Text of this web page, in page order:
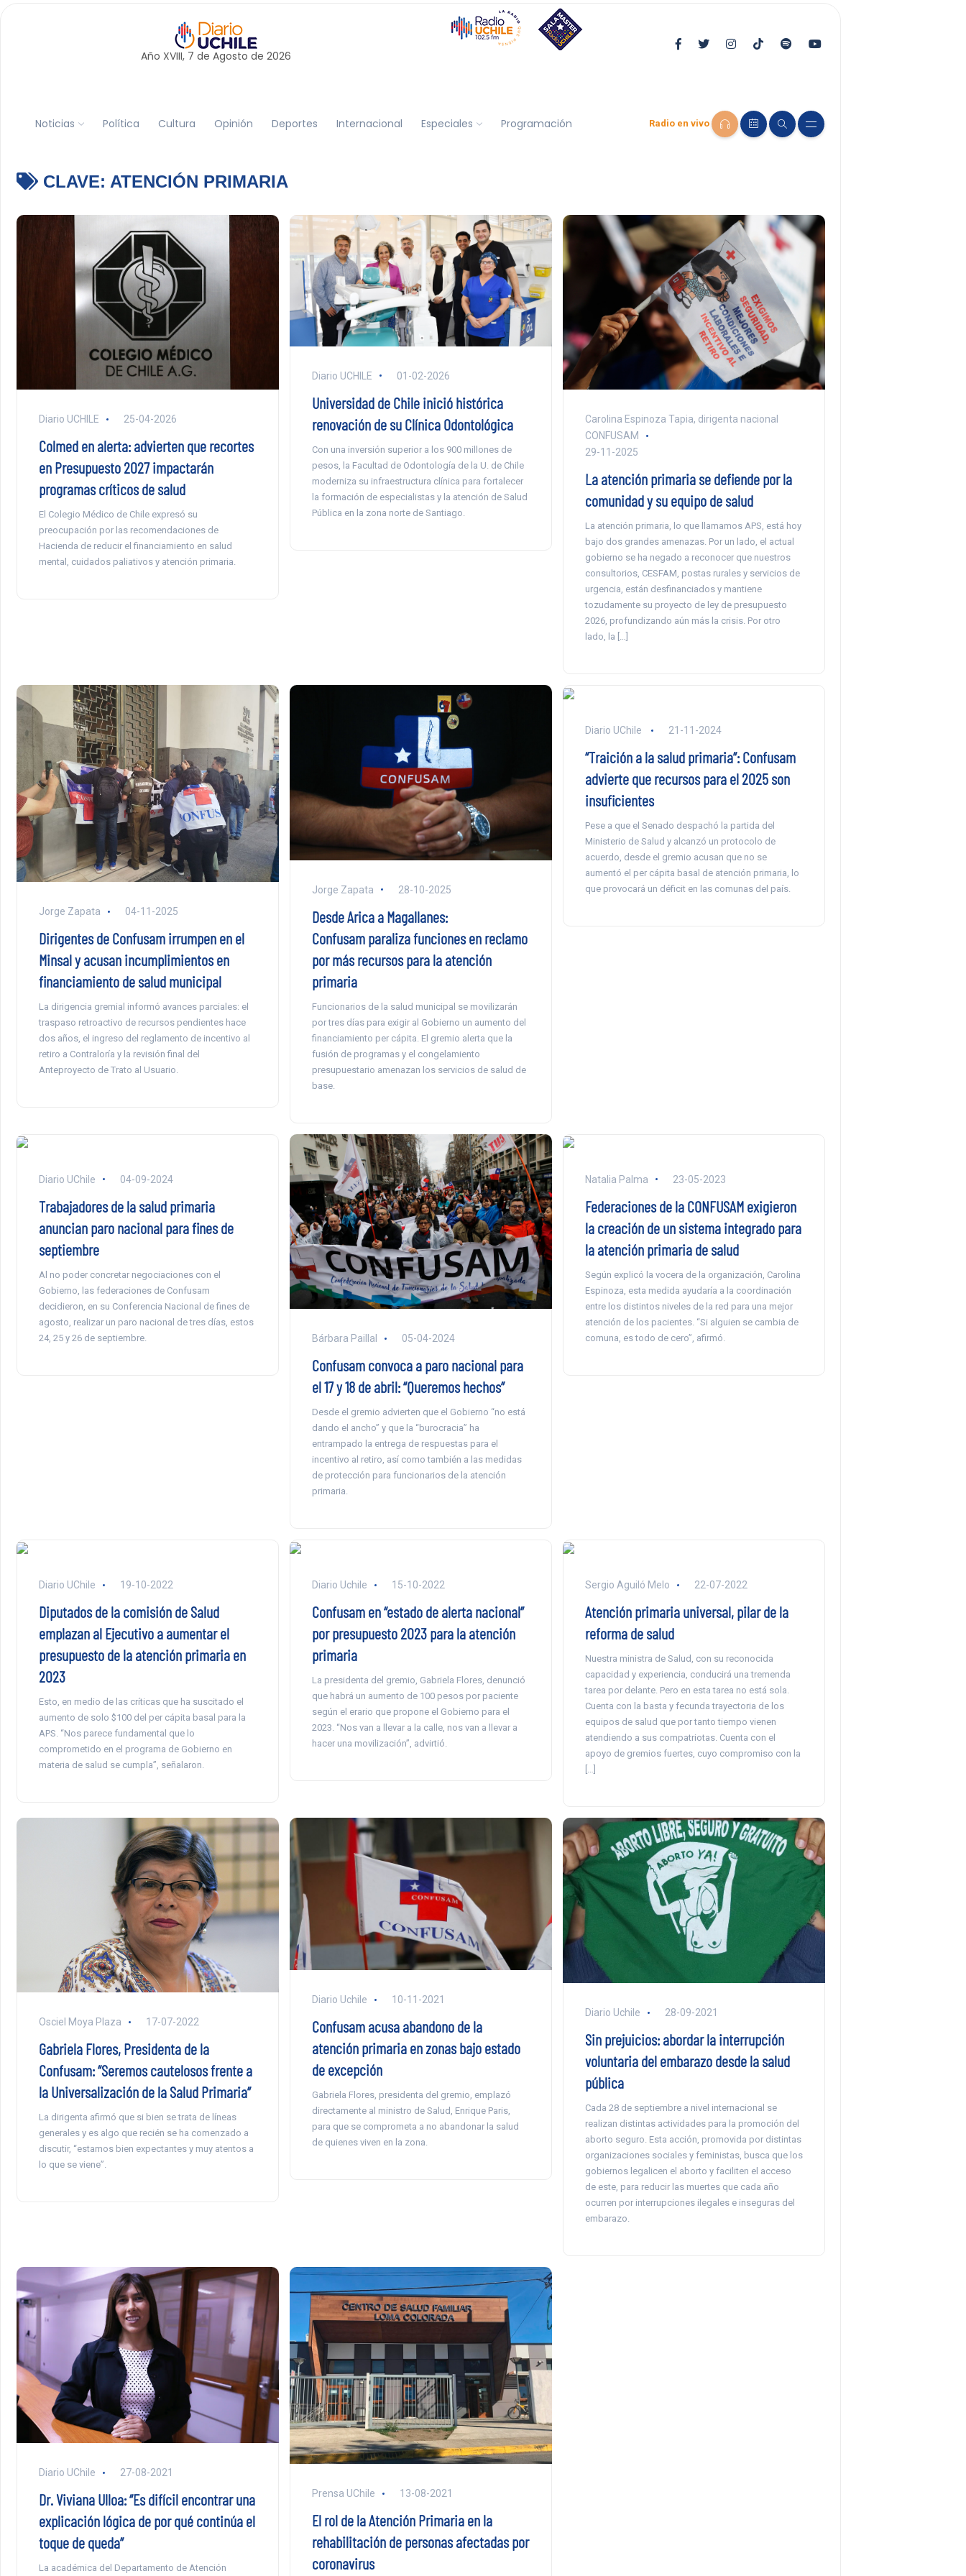
Año XVIII, 7 de Agosto de 2026
Noticias Política Cultura Opinión Deportes Internacional Especiales Programación Radio en vivo
CLAVE: ATENCIÓN PRIMARIA
Diario UCHILE 25-04-2026
Colmed en alerta: advierten que recortes
en Presupuesto 2027 impactarán
programas críticos de salud
El Colegio Médico de Chile expresó su
preocupación por las recomendaciones de
Hacienda de reducir el financiamiento en salud
mental, cuidados paliativos y atención primaria.
Diario UCHILE 01-02-2026
Universidad de Chile inició histórica
renovación de su Clínica Odontológica
Con una inversión superior a los 900 millones de
pesos, la Facultad de Odontología de la U. de Chile
moderniza su infraestructura clínica para fortalecer
la formación de especialistas y la atención de Salud
Pública en la zona norte de Santiago.
Carolina Espinoza Tapia, dirigenta nacional
CONFUSAM
29-11-2025
La atención primaria se defiende por la
comunidad y su equipo de salud
La atención primaria, lo que llamamos APS, está hoy
bajo dos grandes amenazas. Por un lado, el actual
gobierno se ha negado a reconocer que nuestros
consultorios, CESFAM, postas rurales y servicios de
urgencia, están desfinanciados y mantiene
tozudamente su proyecto de ley de presupuesto
2026, profundizando aún más la crisis. Por otro
lado, la […]
Jorge Zapata 04-11-2025
Dirigentes de Confusam irrumpen en el
Minsal y acusan incumplimientos en
financiamiento de salud municipal
La dirigencia gremial informó avances parciales: el
traspaso retroactivo de recursos pendientes hace
dos años, el ingreso del reglamento de incentivo al
retiro a Contraloría y la revisión final del
Anteproyecto de Trato al Usuario.
Jorge Zapata 28-10-2025
Desde Arica a Magallanes:
Confusam paraliza funciones en reclamo
por más recursos para la atención
primaria
Funcionarios de la salud municipal se movilizarán
por tres días para exigir al Gobierno un aumento del
financiamiento per cápita. El gremio alerta que la
fusión de programas y el congelamiento
presupuestario amenazan los servicios de salud de
base.
Diario UChile 21-11-2024
“Traición a la salud primaria”: Confusam
advierte que recursos para el 2025 son
insuficientes
Pese a que el Senado despachó la partida del
Ministerio de Salud y alcanzó un protocolo de
acuerdo, desde el gremio acusan que no se
aumentó el per cápita basal de atención primaria, lo
que provocará un déficit en las comunas del país.
Diario UChile 04-09-2024
Trabajadores de la salud primaria
anuncian paro nacional para fines de
septiembre
Al no poder concretar negociaciones con el
Gobierno, las federaciones de Confusam
decidieron, en su Conferencia Nacional de fines de
agosto, realizar un paro nacional de tres días, estos
24, 25 y 26 de septiembre.
Bárbara Paillal 05-04-2024
Confusam convoca a paro nacional para
el 17 y 18 de abril: “Queremos hechos”
Desde el gremio advierten que el Gobierno “no está
dando el ancho” y que la “burocracia” ha
entrampado la entrega de respuestas para el
incentivo al retiro, así como también a las medidas
de protección para funcionarios de la atención
primaria.
Natalia Palma 23-05-2023
Federaciones de la CONFUSAM exigieron
la creación de un sistema integrado para
la atención primaria de salud
Según explicó la vocera de la organización, Carolina
Espinoza, esta medida ayudaría a la coordinación
entre los distintos niveles de la red para una mejor
atención de los pacientes. “Si alguien se cambia de
comuna, es todo de cero”, afirmó.
Diario UChile 19-10-2022
Diputados de la comisión de Salud
emplazan al Ejecutivo a aumentar el
presupuesto de la atención primaria en
2023
Esto, en medio de las críticas que ha suscitado el
aumento de solo $100 del per cápita basal para la
APS. “Nos parece fundamental que lo
comprometido en el programa de Gobierno en
materia de salud se cumpla”, señalaron.
Diario Uchile 15-10-2022
Confusam en “estado de alerta nacional”
por presupuesto 2023 para la atención
primaria
La presidenta del gremio, Gabriela Flores, denunció
que habrá un aumento de 100 pesos por paciente
según el erario que propone el Gobierno para el
2023. “Nos van a llevar a la calle, nos van a llevar a
hacer una movilización”, advirtió.
Sergio Aguiló Melo 22-07-2022
Atención primaria universal, pilar de la
reforma de salud
Nuestra ministra de Salud, con su reconocida
capacidad y experiencia, conducirá una tremenda
tarea por delante. Pero en esta tarea no está sola.
Cuenta con la basta y fecunda trayectoria de los
equipos de salud que por tanto tiempo vienen
atendiendo a sus compatriotas. Cuenta con el
apoyo de gremios fuertes, cuyo compromiso con la
Osciel Moya Plaza 17-07-2022
Gabriela Flores, Presidenta de la
Confusam: “Seremos cautelosos frente a
la Universalización de la Salud Primaria”
La dirigenta afirmó que si bien se trata de líneas
generales y es algo que recién se ha comenzado a
discutir, “estamos bien expectantes y muy atentos a
lo que se viene”.
Diario Uchile 10-11-2021
Confusam acusa abandono de la
atención primaria en zonas bajo estado
de excepción
Gabriela Flores, presidenta del gremio, emplazó
directamente al ministro de Salud, Enrique Paris,
para que se comprometa a no abandonar la salud
de quienes viven en la zona.
Diario Uchile 28-09-2021
Sin prejuicios: abordar la interrupción
voluntaria del embarazo desde la salud
pública
Cada 28 de septiembre a nivel internacional se
realizan distintas actividades para la promoción del
aborto seguro. Esta acción, promovida por distintas
organizaciones sociales y feministas, busca que los
gobiernos legalicen el aborto y faciliten el acceso
de este, para reducir las muertes que cada año
ocurren por interrupciones ilegales e inseguras del
embarazo.
Diario UChile 27-08-2021
Dr. Viviana Ulloa: “Es difícil encontrar una
explicación lógica de por qué continúa el
toque de queda”
La académica del Departamento de Atención
Prensa UChile 13-08-2021
El rol de la Atención Primaria en la
rehabilitación de personas afectadas por
coronavirus